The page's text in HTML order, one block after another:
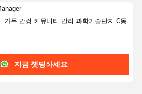
가두 간컹 커뮤니티 간리 과학기술단지 C동
지금 챗팅하세요